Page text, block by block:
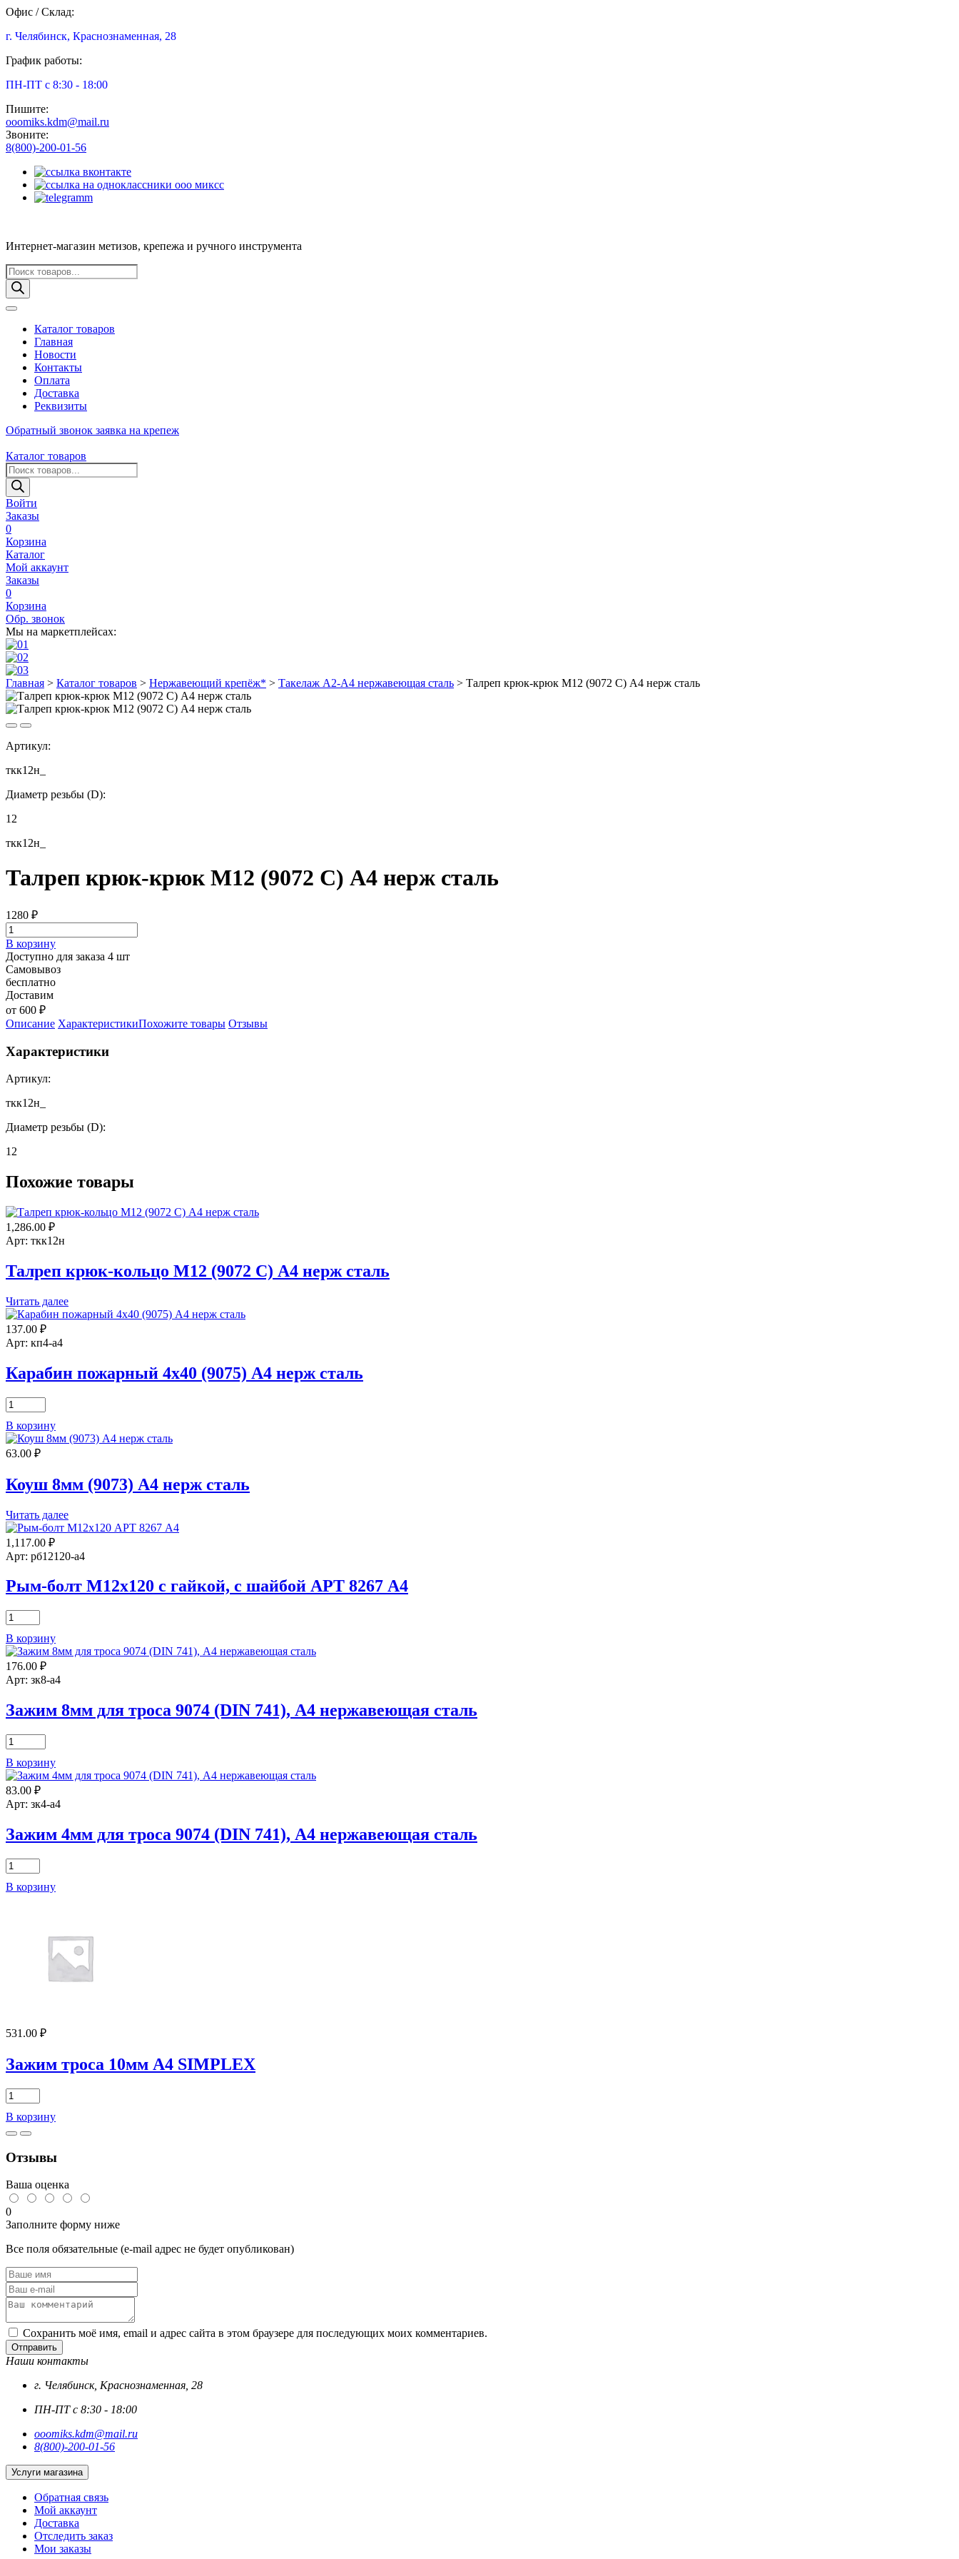
Офис / Склад:
г. Челябинск, Краснознаменная, 28
График работы:
ПН-ПТ с 8:30 - 18:00
Пишите:
ooomiks.kdm@mail.ru
Звоните:
8(800)-200-01-56
Интернет-магазин метизов, крепежа и ручного инструмента
Поиск
товаров
Каталог товаров
Главная
Новости
Контакты
Оплата
Доставка
Реквизиты
Обратный звонок заявка на крепеж
Каталог товаров
Поиск
товаров
Войти
Заказы
0
Корзина
Каталог
Мой аккаунт
Заказы
0
Корзина
Обр. звонок
Мы на маркетплейсах:
Главная > Каталог товаров > Нержавеющий крепёж* > Такелаж А2-А4 нержавеющая сталь > Талреп крюк-крюк М12 (9072 С) А4 нерж сталь
Артикул:
ткк12н_
Диаметр резьбы (D):
12
ткк12н_
Талреп крюк-крюк М12 (9072 С) А4 нерж сталь
1280 ₽
В корзину
Доступно для заказа 4 шт
Самовывоз
бесплатно
Доставим
от 600 ₽
Описание ХарактеристикиПохожите товары Отзывы
Характеристики
Артикул:
ткк12н_
Диаметр резьбы (D):
12
Похожие товары
1,286.00 ₽
Арт: ткк12н
Талреп крюк-кольцо М12 (9072 С) А4 нерж сталь
Читать далее
137.00 ₽
Арт: кп4-а4
Карабин пожарный 4х40 (9075) А4 нерж сталь
Количество
товара
Карабин
пожарный
4х40
А4
нерж
В корзину
63.00 ₽
Коуш 8мм (9073) А4 нерж сталь
Читать далее
1,117.00 ₽
Арт: рб12120-а4
Рым-болт M12х120 с гайкой, с шайбой АРТ 8267 А4
Количество
товара
Рым-
болт
M12х120
с
с
шайбой
8267
А4
В корзину
176.00 ₽
Арт: зк8-а4
Зажим 8мм для троса 9074 (DIN 741), А4 нержавеющая сталь
Количество
товара
Зажим
8мм
для
троса
(DIN
741),
нержавеющая
сталь
В корзину
83.00 ₽
Арт: зк4-а4
Зажим 4мм для троса 9074 (DIN 741), А4 нержавеющая сталь
Количество
товара
Зажим
В корзину
531.00 ₽
Зажим троса 10мм А4 SIMPLEX
Количество
товара
Зажим
троса
А4
В корзину
Отзывы
Ваша оценка
0
Заполните форму ниже
Все поля обязательные (e-mail адрес не будет опубликован)
Сохранить моё имя, email и адрес сайта в этом браузере для последующих моих комментариев.
Отправить
Наши контакты
г. Челябинск, Краснознаменная, 28
ПН-ПТ с 8:30 - 18:00
ooomiks.kdm@mail.ru
8(800)-200-01-56
Услуги магазина
Обратная связь
Мой аккаунт
Доставка
Отследить заказ
Мои заказы